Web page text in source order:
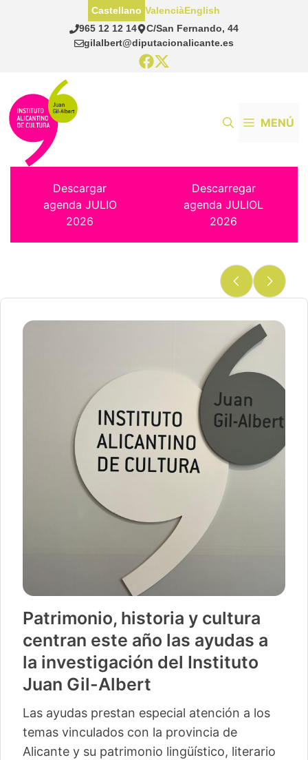
965 12 12 14
C/San Fernando, 44
gilalbert@diputacionalicante.es
Castellano ValenciàEnglish
MENÚ
Descargar
agenda JULIO
2026
Descarregar
agenda JULIOL
2026
Patrimonio, historia y cultura
centran este año las ayudas a
la investigación del Instituto
Juan Gil-Albert
Las ayudas prestan especial atención a los
temas vinculados con la provincia de
Alicante y su patrimonio lingüístico, literario